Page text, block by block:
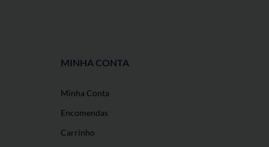
Utilizamos cookies e outras tecnologias de
MINHA CONTA
Minha Conta
Encomendas
Carrinho